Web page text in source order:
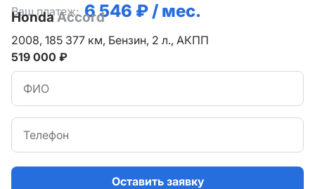
Ваш платеж: 6 546 ₽ / мес.
Оставить заявку
HondaAccord
2008, 185 377 км, Бензин, 2 л., АКПП
519 000 ₽